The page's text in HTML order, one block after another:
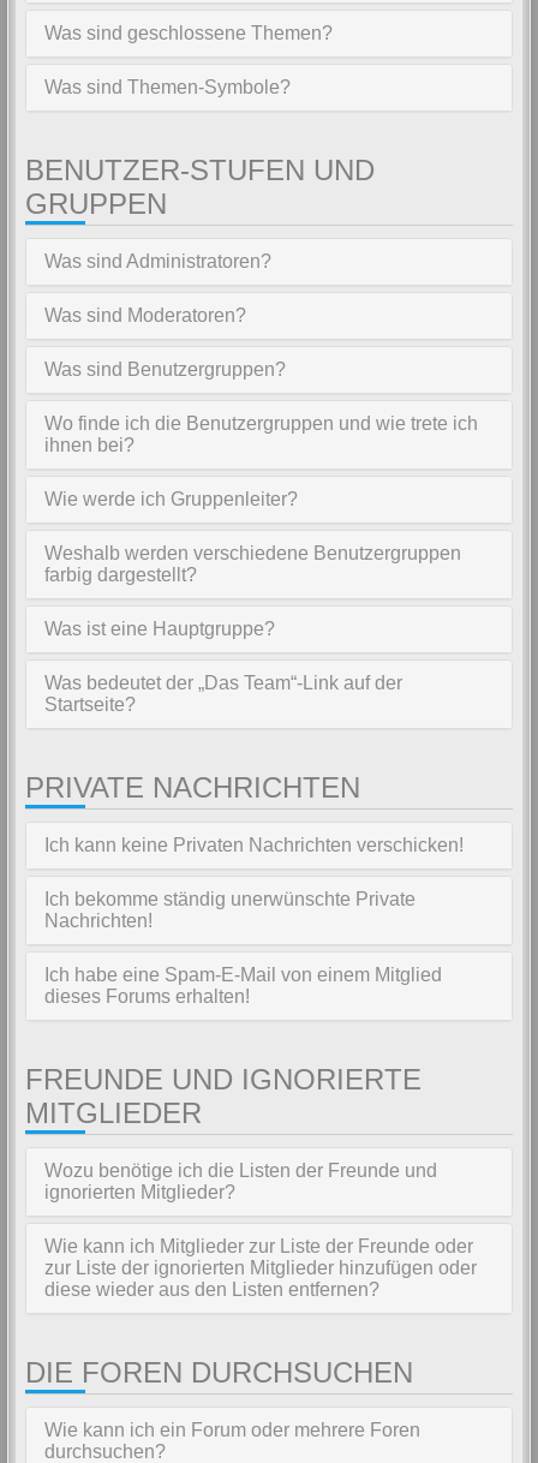
Was sind geschlossene Themen?
Was sind Themen-Symbole?
BENUTZER-STUFEN UND
GRUPPEN
Was sind Administratoren?
Was sind Moderatoren?
Was sind Benutzergruppen?
Wo finde ich die Benutzergruppen und wie trete ich
ihnen bei?
Wie werde ich Gruppenleiter?
Weshalb werden verschiedene Benutzergruppen
farbig dargestellt?
Was ist eine Hauptgruppe?
Was bedeutet der „Das Team“-Link auf der
Startseite?
PRIVATE NACHRICHTEN
Ich kann keine Privaten Nachrichten verschicken!
Ich bekomme ständig unerwünschte Private
Nachrichten!
Ich habe eine Spam-E-Mail von einem Mitglied
dieses Forums erhalten!
FREUNDE UND IGNORIERTE
MITGLIEDER
Wozu benötige ich die Listen der Freunde und
ignorierten Mitglieder?
Wie kann ich Mitglieder zur Liste der Freunde oder
zur Liste der ignorierten Mitglieder hinzufügen oder
diese wieder aus den Listen entfernen?
DIE FOREN DURCHSUCHEN
Wie kann ich ein Forum oder mehrere Foren
durchsuchen?